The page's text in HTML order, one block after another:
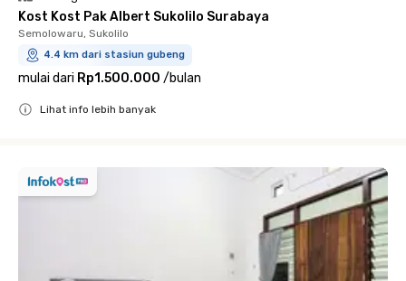
Kost Kost Pak Albert Sukolilo Surabaya
Semolowaru, Sukolilo
4.4 km dari stasiun gubeng
mulai dari Rp1.500.000 /bulan
Lihat info lebih banyak